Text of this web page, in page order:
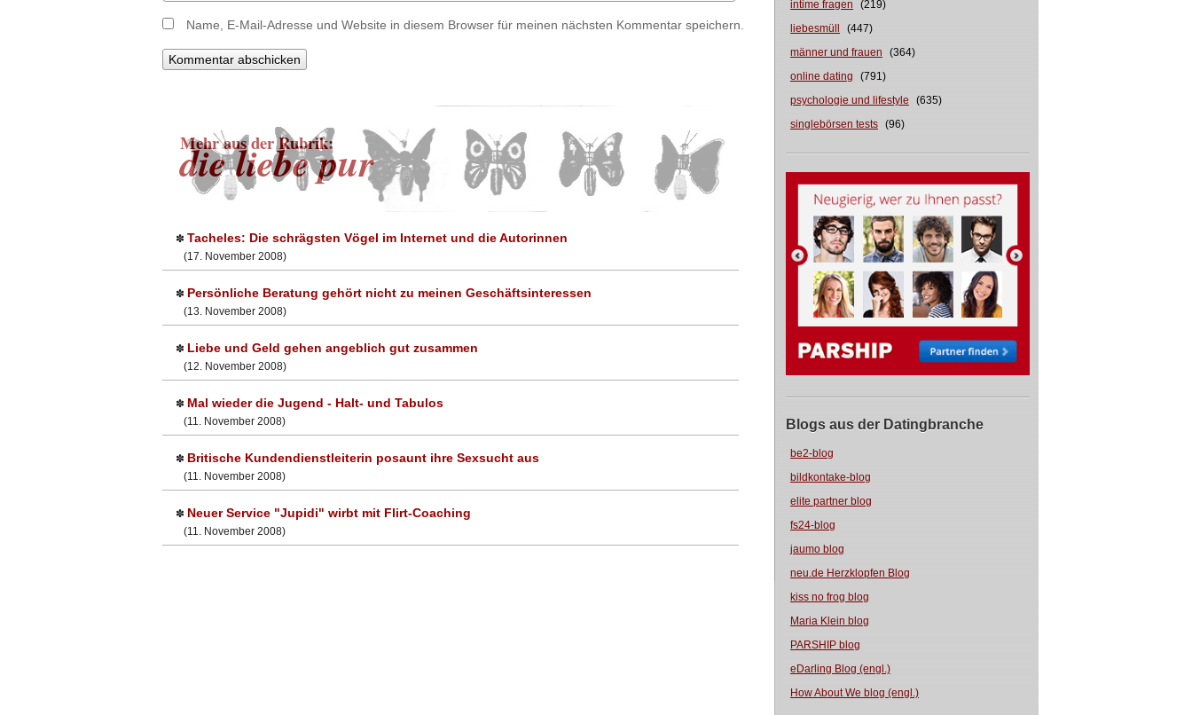
intime fragen
(219)
liebesmüll
(447)
männer und frauen
(364)
online dating
(791)
psychologie und lifestyle
(635)
singlebörsen tests (96)
Blogs aus der Datingbranche
be2-blog
bildkontake-blog
elite partner blog
fs24-blog
jaumo blog
neu.de Herzklopfen Blog
kiss no frog blog
Maria Klein blog
PARSHIP blog
eDarling Blog (engl.)
How About We blog (engl.)
Name, E-Mail-Adresse und Website in diesem Browser für meinen nächsten Kommentar speichern.
Mehr aus der Rubrik:
die liebe pur
✽ Tacheles: Die schrägsten Vögel im Internet und die Autorinnen
(17. November 2008)
✽ Persönliche Beratung gehört nicht zu meinen Geschäftsinteressen
(13. November 2008)
✽ Liebe und Geld gehen angeblich gut zusammen
(12. November 2008)
✽ Mal wieder die Jugend - Halt- und Tabulos
(11. November 2008)
✽ Britische Kundendienstleiterin posaunt ihre Sexsucht aus
(11. November 2008)
✽ Neuer Service "Jupidi" wirbt mit Flirt-Coaching
(11. November 2008)